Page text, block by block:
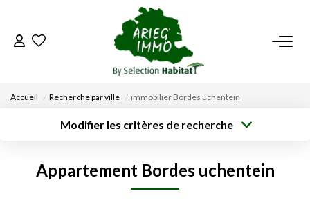
ACCUEIL
DÉPOSEZ VOTRE RECHERCHE
Accueil Recherche par ville immobilier Bordes uchentein
Modifier les critères de recherche
Sélectionnez...
Type de bien
Appartement Bordes uchentein